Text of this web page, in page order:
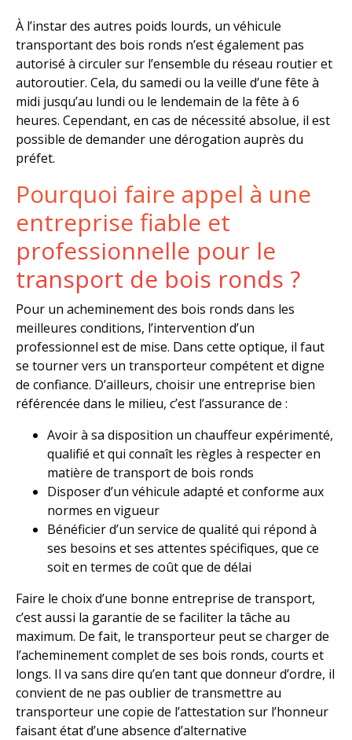
À l’instar des autres poids lourds, un véhicule
transportant des bois ronds n’est également pas
autorisé à circuler sur l’ensemble du réseau routier et
autoroutier. Cela, du samedi ou la veille d’une fête à
midi jusqu’au lundi ou le lendemain de la fête à 6
heures. Cependant, en cas de nécessité absolue, il est
possible de demander une dérogation auprès du
préfet.
Pourquoi faire appel à une
entreprise fiable et
professionnelle pour le
transport de bois ronds ?
Pour un acheminement des bois ronds dans les
meilleures conditions, l’intervention d’un
professionnel est de mise. Dans cette optique, il faut
se tourner vers un transporteur compétent et digne
de confiance. D’ailleurs, choisir une entreprise bien
référencée dans le milieu, c’est l’assurance de :
Avoir à sa disposition un chauffeur expérimenté,
qualifié et qui connaît les règles à respecter en
matière de transport de bois ronds
Disposer d’un véhicule adapté et conforme aux
normes en vigueur
Bénéficier d’un service de qualité qui répond à
ses besoins et ses attentes spécifiques, que ce
soit en termes de coût que de délai
Faire le choix d’une bonne entreprise de transport,
c’est aussi la garantie de se faciliter la tâche au
maximum. De fait, le transporteur peut se charger de
l’acheminement complet de ses bois ronds, courts et
longs. Il va sans dire qu’en tant que donneur d’ordre, il
convient de ne pas oublier de transmettre au
transporteur une copie de l’attestation sur l’honneur
faisant état d’une absence d’alternative